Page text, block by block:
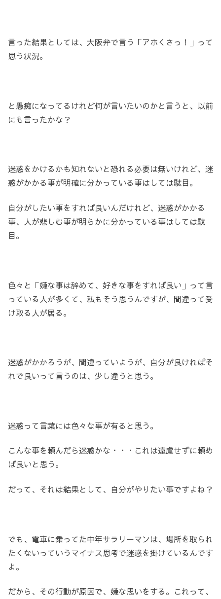
言った結果としては、大阪弁で言う「アホくさっ！」って
思う状況。
と愚痴になってるけれど何が言いたいのかと言うと、以前
にも言ったかな？
迷惑をかけるかも知れないと恐れる必要は無いけれど、迷
惑がかかる事が明確に分かっている事はしては駄目。
自分がしたい事をすれば良いんだけれど、迷惑がかかる
事、人が悲しむ事が明らかに分かっている事はしては駄
目。
色々と「嫌な事は辞めて、好きな事をすれば良い」って言
っている人が多くて、私もそう思うんですが、間違って受
け取る人が居る。
迷惑がかかろうが、間違っていようが、自分が良ければそ
れで良いって言うのは、少し違うと思う。
迷惑って言葉には色々な事が有ると思う。
こんな事を頼んだら迷惑かな・・・これは遠慮せずに頼め
ば良いと思う。
だって、それは結果として、自分がやりたい事ですよね？
でも、電車に乗ってた中年サラリーマンは、場所を取られ
たくないっていうマイナス思考で迷惑を掛けているんです
よ。
だから、その行動が原因で、嫌な思いをする。これって、